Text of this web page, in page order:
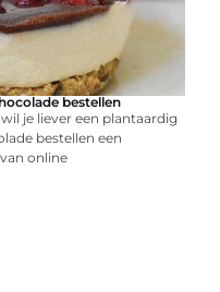
bestellen
je liever een plantaardig
bestellen een
online